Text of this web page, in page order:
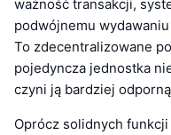
ważność transakcji,
podwójnemu
To zdecentralizowane
pojedyncza jednostka
czyni ją bardziej
Oprócz solidnych funkcji